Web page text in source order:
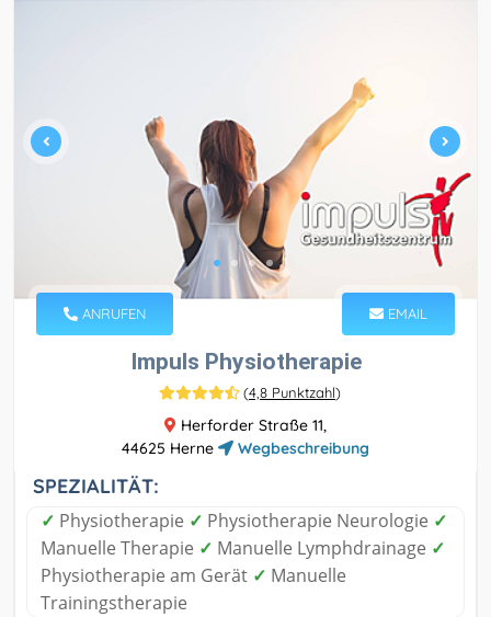
ANRUFEN EMAIL
Impuls Physiotherapie
(4,8 Punktzahl)
Herforder Straße 11,
44625 Herne
Wegbeschreibung
SPEZIALITÄT:
✓ Physiotherapie ✓ Physiotherapie Neurologie ✓
Manuelle Therapie ✓ Manuelle Lymphdrainage ✓
Physiotherapie am Gerät ✓ Manuelle
Trainingstherapie